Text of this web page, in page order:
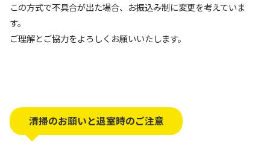
この方式で不具合が出た場合、お振込み制に変更を考えていま
す。
ご理解とご協力をよろしくお願いいたします。
清掃のお願いと退室時のご注意